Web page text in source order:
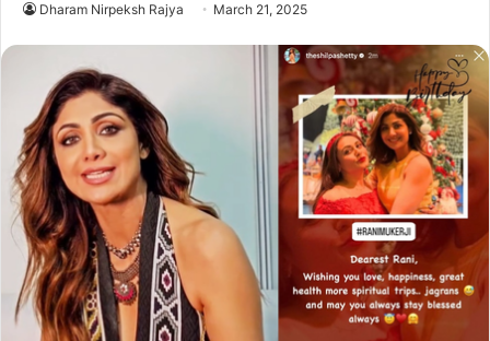
Dharam Nirpeksh Rajya March 21, 2025